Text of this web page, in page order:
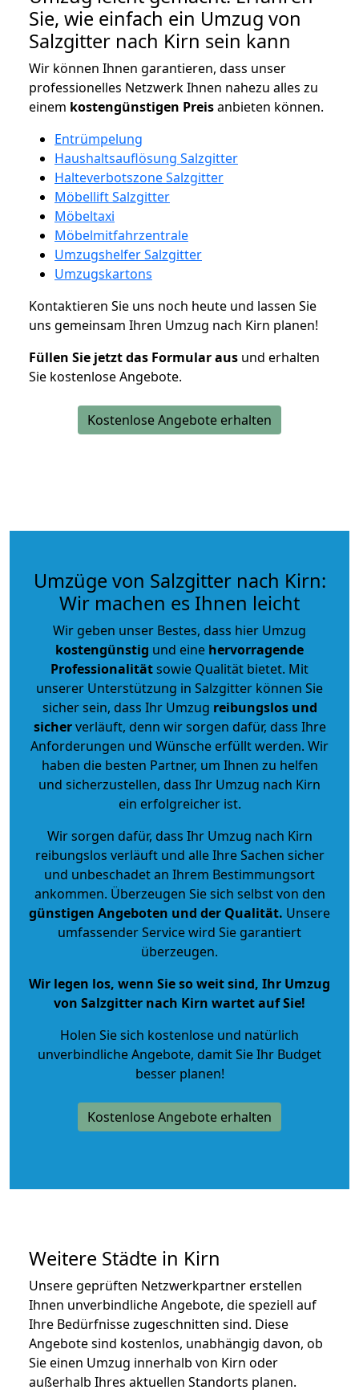
Sie, wie einfach ein Umzug von
Salzgitter nach Kirn sein kann
Wir können Ihnen garantieren, dass unser
professionelles Netzwerk Ihnen nahezu alles zu
einem kostengünstigen Preisanbieten können.
Entrümpelung
Haushaltsauflösung Salzgitter
Halteverbotszone Salzgitter
Möbellift Salzgitter
Möbeltaxi
Möbelmitfahrzentrale
Umzugshelfer Salzgitter
Umzugskartons
Kontaktieren Sie uns noch heute und lassen Sie
uns gemeinsam Ihren Umzug nach Kirn planen!
Füllen Sie jetzt das Formular aus und erhalten
Sie kostenlose Angebote.
Kostenlose Angebote erhalten
Umzüge von Salzgitter nach Kirn:
Wir machen es Ihnen leicht
Wir geben unser Bestes, dass hier Umzug
kostengünstig und eine hervorragende
Professionalitätsowie Qualität bietet. Mit
unserer Unterstützung in Salzgitter können Sie
sicher sein, dass Ihr Umzug reibungslos und
sicherverläuft, denn wir sorgen dafür, dass Ihre
Anforderungen und Wünsche erfüllt werden. Wir
haben die besten Partner, um Ihnen zu helfen
und sicherzustellen, dass Ihr Umzug nach Kirn
ein erfolgreicher ist.
Wir sorgen dafür, dass Ihr Umzug nach Kirn
reibungslos verläuft und alle Ihre Sachen sicher
und unbeschadet an Ihrem Bestimmungsort
ankommen. Überzeugen Sie sich selbst von den
günstigen Angeboten und der Qualität. Unsere
umfassender Service wird Sie garantiert
überzeugen.
Wir legen los, wenn Sie so weit sind, Ihr Umzug
von Salzgitter nach Kirn wartet auf Sie!
Holen Sie sich kostenlose und natürlich
unverbindliche Angebote, damit Sie Ihr Budget
besser planen!
Kostenlose Angebote erhalten
Weitere Städte in Kirn
Unsere geprüften Netzwerkpartner erstellen
Ihnen unverbindliche Angebote, die speziell auf
Ihre Bedürfnisse zugeschnitten sind. Diese
Angebote sind kostenlos, unabhängig davon, ob
Sie einen Umzug innerhalb von Kirn oder
außerhalb Ihres aktuellen Standorts planen.